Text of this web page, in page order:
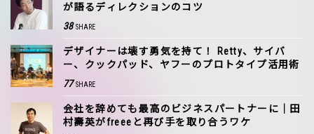
が語るディレクションのコツ
38 SHARE
デザイナーは壊す勇気を持て！ Retty、サイバ
ー、クックパッド、ヤフーのプロトタイプ活用術
77 SHARE
会社を辞めても最高のビジネスパートナーに｜田
村壽英がfreeeと再び手を取り合うワケ